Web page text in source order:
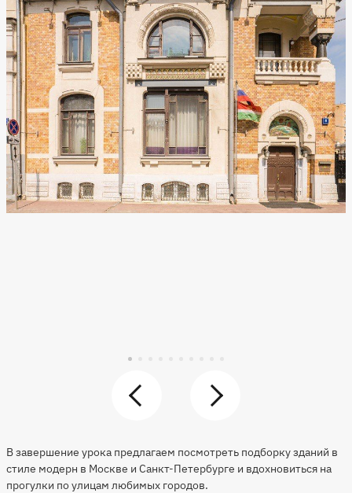
В завершение урока предлагаем посмотреть подборку зданий в
стиле модерн в Москве и Санкт-Петербурге и вдохновиться на
прогулки по улицам любимых городов.